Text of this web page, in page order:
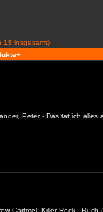
19 insgesamt)
Peter - Das tat ich alles
Cartmel: Killer Rock - Buch